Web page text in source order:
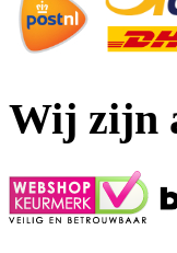
Wij zijn